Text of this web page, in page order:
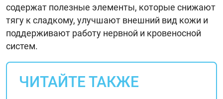
содержат полезные элементы, которые снижают
тягу к сладкому, улучшают внешний вид кожи и
поддерживают работу нервной и кровеносной
систем.
ЧИТАЙТЕ ТАКЖЕ